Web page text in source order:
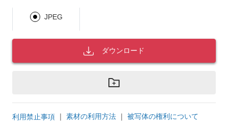
JPEG
ダウンロード
利用禁止事項 ｜ 素材の利用方法 ｜ 被写体の権利について